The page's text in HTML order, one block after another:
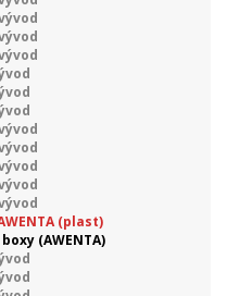
(plast)
(AWENTA)